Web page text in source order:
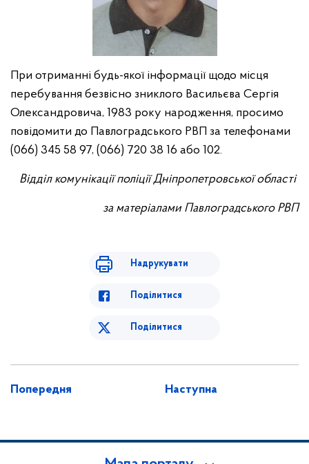
При отриманні будь-якої інформації щодо місця
перебування безвісно зниклого Васильєва Сергія
Олександровича, 1983 року народження, просимо
повідомити до Павлоградського РВП за телефонами
(066) 345 58 97, (066) 720 38 16 або 102.
Відділ комунікації поліції Дніпропетровської області
за матеріалами Павлоградського РВП
Надрукувати
Поділитися
Поділитися
Попередня Наступна